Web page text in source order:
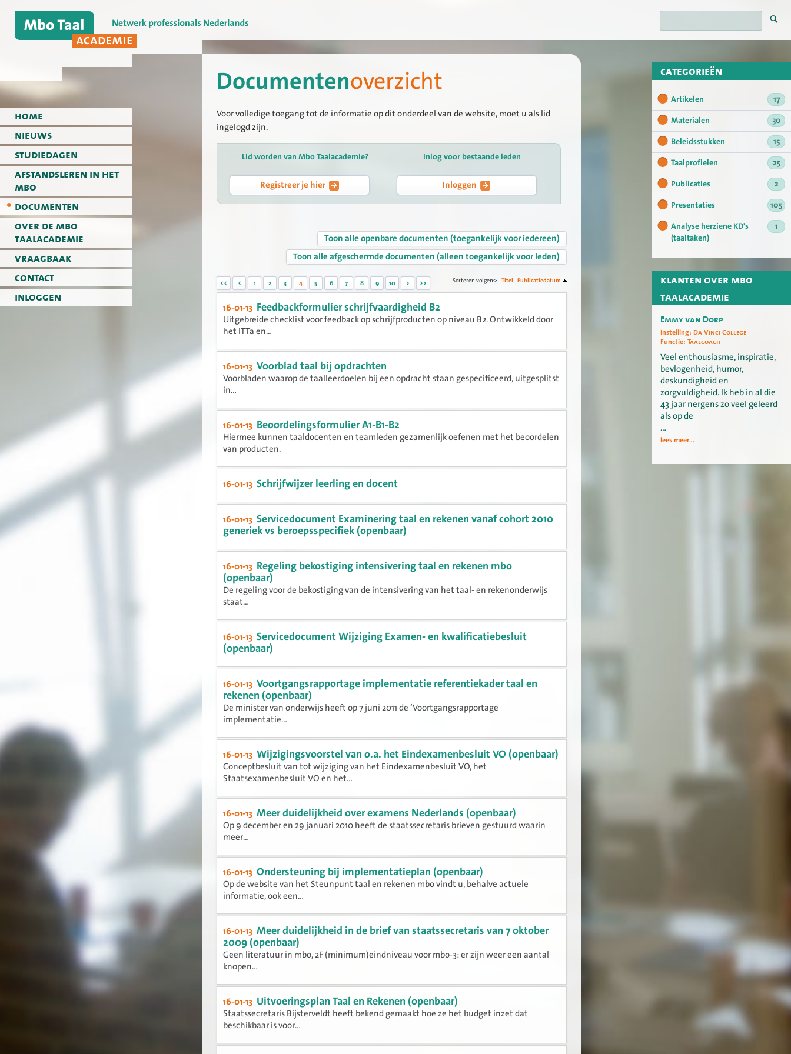
home
nieuws
studiedagen
afstandsleren in het
mbo
documenten
over de mbo
taalacademie
vraagbaak
contact
inloggen
categorieën
Artikelen
17
Materialen
30
Beleidsstukken
15
Taalprofielen
25
Publicaties
2
Presentaties
105
Analyse herziene KD's
(taaltaken)
1
klanten over mbo
taalacademie
Emmy van Dorp
Instelling: Da Vinci College
Functie: Taalcoach
Veel enthousiasme, inspiratie,
bevlogenheid, humor,
deskundigheid en
zorgvuldigheid. Ik heb in al die
43 jaar nergens zo veel geleerd
als op de
…
lees meer...
Documentenoverzicht
Voor volledige toegang tot de informatie op dit onderdeel van de website, moet u als lid
ingelogd zijn.
Lid worden van Mbo Taalacademie?
Registreer je hier
Inlog voor bestaande leden
Inloggen
Toon alle openbare documenten (toegankelijk voor iedereen)
Toon alle afgeschermde documenten (alleen toegankelijk voor leden)
<< < 1 2 3 4 5 6 7 8 9 10 > >> Sorteren volgens: Titel Publicatiedatum
16-01-13 Feedbackformulier schrijfvaardigheid B2
Uitgebreide checklist voor feedback op schrijfproducten op niveau B2. Ontwikkeld door
het ITTa en...
16-01-13 Voorblad taal bij opdrachten
Voorbladen waarop de taalleerdoelen bij een opdracht staan gespecificeerd, uitgesplitst
in...
16-01-13 Beoordelingsformulier A1-B1-B2
Hiermee kunnen taaldocenten en teamleden gezamenlijk oefenen met het beoordelen
van producten.
16-01-13 Schrijfwijzer leerling en docent
16-01-13 Servicedocument Examinering taal en rekenen vanaf cohort 2010
generiek vs beroepsspecifiek (openbaar)
16-01-13 Regeling bekostiging intensivering taal en rekenen mbo
(openbaar)
De regeling voor de bekostiging van de intensivering van het taal- en rekenonderwijs
staat...
16-01-13 Servicedocument Wijziging Examen- en kwalificatiebesluit
(openbaar)
16-01-13 Voortgangsrapportage implementatie referentiekader taal en
rekenen (openbaar)
De minister van onderwijs heeft op 7 juni 2011 de ‘Voortgangsrapportage
implementatie...
16-01-13 Wijzigingsvoorstel van o.a. het Eindexamenbesluit VO (openbaar)
Conceptbesluit van tot wijziging van het Eindexamenbesluit VO, het
Staatsexamenbesluit VO en het...
16-01-13 Meer duidelijkheid over examens Nederlands (openbaar)
Op 9 december en 29 januari 2010 heeft de staatssecretaris brieven gestuurd waarin
meer...
16-01-13 Ondersteuning bij implementatieplan (openbaar)
Op de website van het Steunpunt taal en rekenen mbo vindt u, behalve actuele
informatie, ook een...
16-01-13 Meer duidelijkheid in de brief van staatssecretaris van 7 oktober
2009 (openbaar)
Geen literatuur in mbo, 2F (minimum)eindniveau voor mbo-3: er zijn weer een aantal
knopen...
16-01-13 Uitvoeringsplan Taal en Rekenen (openbaar)
Staatssecretaris Bijsterveldt heeft bekend gemaakt hoe ze het budget inzet dat
beschikbaar is voor...